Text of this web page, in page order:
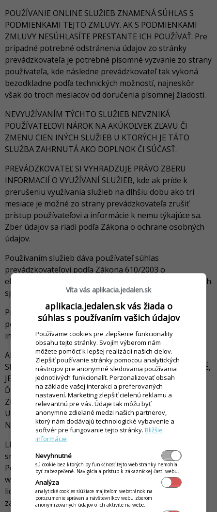
POUŽÍVANIE ONLINE SLUŽIEB ZNAMENÁ SÚHLAS S
PODMIENKAMI TEJTO ZMLUVY. AK S PODMIENKAMI
ZMLUVY NESÚHLASÍTE PRESTANTE ICH POUŽÍVAŤ. Pre
prípadné potrebné odstránenia údajov zo stránky
prevádzkovateľa je potrebné písomné vyzvanie zo strany
používateľa, kde následne prevádzkovateľ tak vykoná
bezodkladne podľa technických možností, najneskôr
však do troch mesiacov od doručenia písomnej žiadosti.
NEVYUŽÍVANÍM TÝCHTO SLUŽIEB NEVZNIKÁ
POUŽÍVATEĽOVI NÁROK NA AKÚKOĽVEK ZĽAVU ČI
ZMENU CIEN INÝCH SLUŽIEB U KTORÝCH JE TÁTO
SLUŽBA ZAHRNUTÁ AKO DOPLNOK ČI SÚČASŤ.
PREVÁDZKOVATEĽ SI VYHRADZUJE PRÁVO ZBERU
INFORMACIÍ O VYUŽÍVANÍ SLUŽIEB, kde ak príde k
prerušeniu využívania služieb na dlhšiu dobu ako tri
mesiace je možné zo strany prevádzkovateľa zrušiť
prístup používateľovi a informácie k nemu týkajúce sa.
Zber údajov sa riadi podľa Zákona o ochrane osobných
údajov.
Používaním služieb dáva používateľ súhlas
prevádzkovateľovi podľa Zákona 610/2003 o
elektronických komunikáciách, na posielanie e-mailových
správ používateľovi.
Prevádzkovateľ si vyhradzuje možnosť zmeny
poskytovaných služieb bez potreby dopredu
informovania používateľa.
AK BY NASTALA SITUÁCIA, ŽE PREVÁDZKOVANIE
SLUŽBY BUDE PRE PREVÁDZKOVATEĽA NERENTABILNÉ,
JE MOŽNÉ ICH SPOPLATNENIE FORMOU PONUKY A
ĎAĽŠIEHO POUŽÍVANIA SLUŽIEB, ALEBO PRÍPADNÉ
ZRUŠENIE POSKYTOVANIA SLUŽIEB, BEZ NÁROKU NA
UHRADENIE AKÝCHKOĽVEK STRÁT, KTORÉ BY VZNIKLI
NA ZÁKLADE ZRUŠENIA POUŽÍVANIA SLUŽIEB.
LICENČNÉ PRÁVO. Na základe tejto licenčnej zmluvy
smie používateľ používať služby tu opísané.
Používateľovi nevzniká právo vlastnenia nakoľko ide o
webovú službu poskytovanú prevádzkovateľom. Toto
licenčné právo je poskytované ak má používateľ
zaplatené všetky podlžnosti voči prevádzkovateľovi.
Víta vás aplikacia.jedalen.sk
aplikacia.jedalen.sk vás žiada o
súhlas s používaním vašich údajov
Používame cookies pre zlepšenie funkcionality
obsahu tejto stránky. Svojím výberom nám
môžete pomôcť k lepšej realizácii našich cieľov.
Zlepšiť používanie stránky pomocou analytických
nástrojov pre anonymné sledovania používania
jednotlivých funkcionalít. Perzonalizovať obsah
na základe vašej interakci a preferovaných
nastavení. Marketing zlepšiť cielenú reklamu a
relevantnú pre vás. Údaje tak môžu byť
anonymne zdielané medzi našich partnerov,
ktorý nám dodávajú technologické vybavenie a
softvér pre fungovanie tejto stránky.Bližšie
informácie
Nevyhnutné
sú cookie bez ktorých by funkčnosť tejto web stránky nemohla
byť zabezpečené. Navigácia a prístup k zákazníckej časti webu.
Analýza
analytické cookies slúžiace majiteľom webstránok na
porozumenie správania návštevníkov webu zberom
anonymizovaných údajov o ich aktivite na webe.